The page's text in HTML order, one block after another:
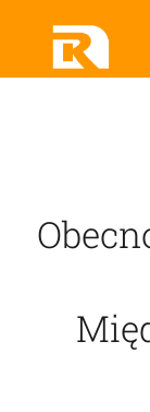
zawartości
Współpracuj
Odkryj
Aktualności w
Specjały